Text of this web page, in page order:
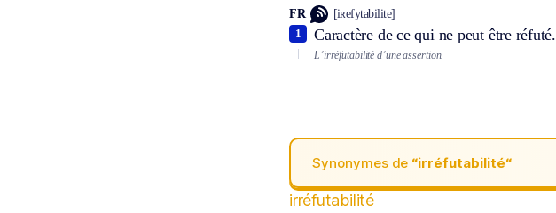
FR [iʀefytabilite]
Caractère de ce qui ne peut être réfuté.
1
L’irréfutabilité d’une assertion.
Synonymes de “irréfutabilité“
irréfutabilité